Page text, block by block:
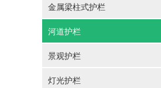
金属梁柱式护栏
河道护栏
景观护栏
灯光护栏